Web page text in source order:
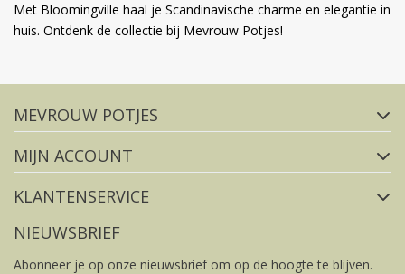
Met Bloomingville haal je Scandinavische charme en elegantie in
huis. Ontdenk de collectie bij Mevrouw Potjes!
FACEBOOK
MEVROUW POTJES
MIJN ACCOUNT
KLANTENSERVICE
NIEUWSBRIEF
Abonneer je op onze nieuwsbrief om op de hoogte te blijven.